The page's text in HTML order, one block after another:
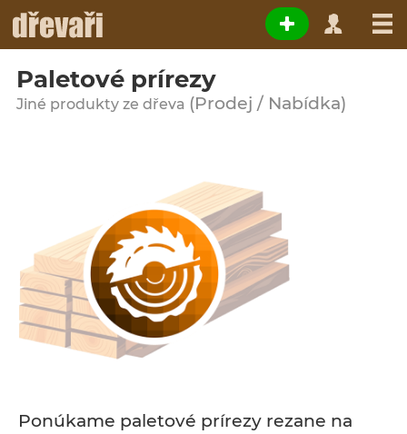
Paletové prírezy
Jiné produkty ze dřeva (Prodej / Nabídka)
Ponúkame paletové prírezy rezane na